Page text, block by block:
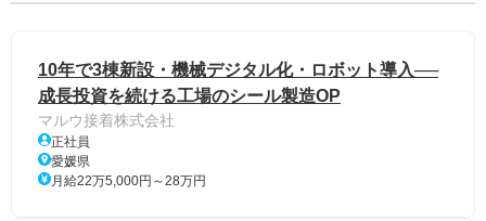
10年で3棟新設・機械デジタル化・ロボット導入──
成長投資を続ける工場のシール製造OP
マルウ接着株式会社
正社員
愛媛県
月給22万5,000円～28万円